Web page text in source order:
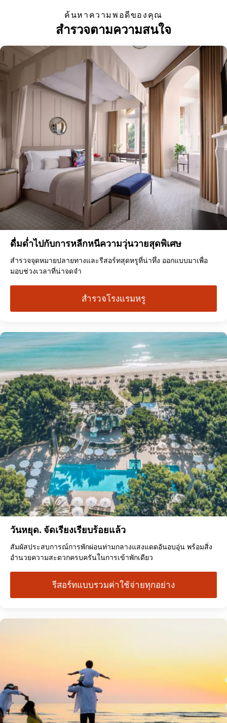
ค้นหาความพอดีของคุณ
สำรวจตามความสนใจ
ดื่มด่ำไปกับการหลีกหนีความวุ่นวายสุดพิเศษ
สำรวจจุดหมายปลายทางและรีสอร์ทสุดหรูที่น่าทึ่ง ออกแบบมาเพื่อ
มอบช่วงเวลาที่น่าจดจำ
สำรวจโรงแรมหรู
วันหยุด. จัดเรียงเรียบร้อยแล้ว
สัมผัสประสบการณ์การพักผ่อนท่ามกลางแสงแดดอันอบอุ่น พร้อมสิ่ง
อำนวยความสะดวกครบครันในการเข้าพักเดียว
รีสอร์ทแบบรวมค่าใช้จ่ายทุกอย่าง